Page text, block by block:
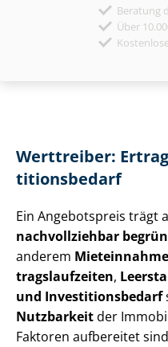
Beratung
Über
Werttreiber:
ti­ti­ons­be­darf
Ein Angebotspreis trägt
nachvollziehbar
anderem
trags­lauf­zei­ten,
und In­ves­ti­ti­ons­be­darf
Nutzbarkeitder
Faktoren aufbereitet